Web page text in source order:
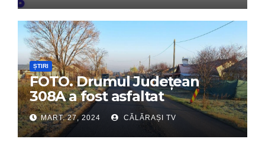
ȘTIRI
FOTO. Drumul Județean
308A a fost asfaltat
MART. 27, 2024 CĂLĂRAȘI TV